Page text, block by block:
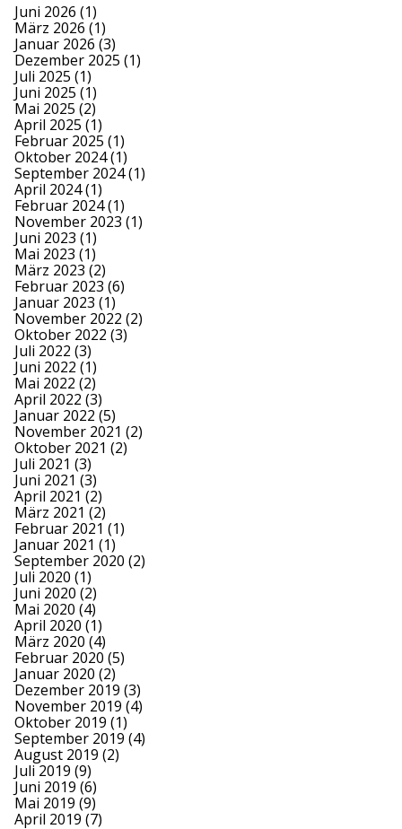
Juni 2026 (1)
März 2026 (1)
Januar 2026 (3)
Dezember 2025 (1)
Juli 2025 (1)
Juni 2025 (1)
Mai 2025 (2)
April 2025 (1)
Februar 2025 (1)
Oktober 2024(1)
September 2024(1)
April 2024(1)
Februar 2024(1)
November 2023 (1)
Juni 2023 (1)
Mai 2023 (1)
März 2023 (2)
Februar 2023 (6)
Januar 2023 (1)
November 2022 (2)
Oktober 2022 (3)
Juli 2022 (3)
Juni 2022 (1)
Mai 2022 (2)
April 2022 (3)
Januar 2022 (5)
November 2021 (2)
Oktober 2021 (2)
Juli 2021 (3)
Juni 2021 (3)
April 2021 (2)
März 2021 (2)
Februar 2021 (1)
Januar 2021 (1)
September 2020 (2)
Juli 2020 (1)
Juni 2020 (2)
Mai 2020 (4)
April 2020 (1)
März 2020 (4)
Februar 2020 (5)
Januar 2020 (2)
Dezember 2019 (3)
November 2019 (4)
Oktober 2019 (1)
September 2019 (4)
August 2019 (2)
Juli 2019 (9)
Juni 2019 (6)
Mai 2019 (9)
April 2019 (7)